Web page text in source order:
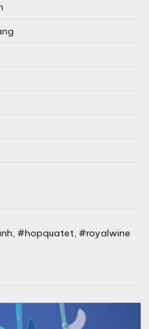
#hopquatet, #royalwine